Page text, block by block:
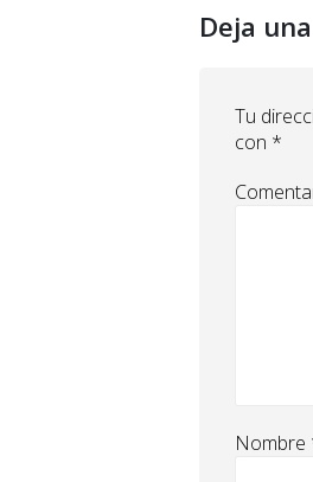
Deja
Tu
con *
Nombre